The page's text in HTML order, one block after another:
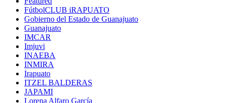
FútbolCLUB iRAPUATO
Gobierno del Estado de Guanajuato
Guanajuato
IMCAR
Imjuvi
INAEBA
INMIRA
Irapuato
ITZEL BALDERAS
JAPAMI
Lorena Alfaro García